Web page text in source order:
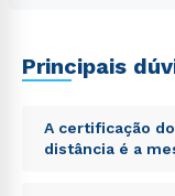
Principais
A certificação
distância é a